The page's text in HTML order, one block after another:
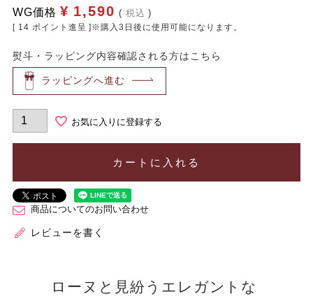
WG価格 ¥ 1,590 税込
[ 14 ポイント進呈 ]※購入3日後に使用可能になります。
熨斗・ラッピング内容確認される方はこちら
ラッピングへ進む
お気に入りに登録する
カートに入れる
商品についてのお問い合わせ
レビューを書く
ローヌと見紛うエレガントな